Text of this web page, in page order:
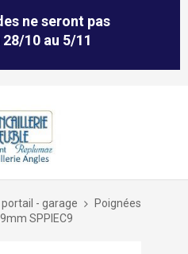
ne seront pas
10 au 5/11
- garage
Poignées
SPPIEC9